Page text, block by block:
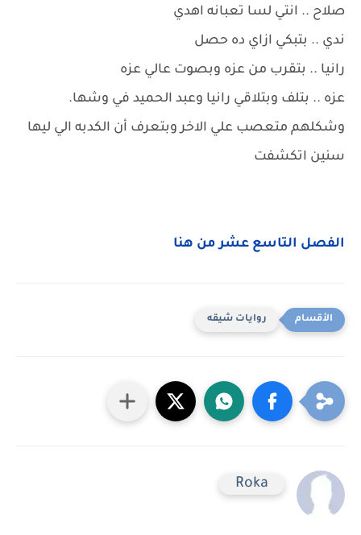
صلاح .. انتي لسا تعبانه اهدي
ندي .. بتبكي ازاي ده حصل
رانيا .. بتقرب من عزه وبصوت عالي عزه
عزه .. بتلف وبتلاقي رانيا وعبد الحميد في وشها.
وشكلهم متعصب علي الاخر وبتعرف أن الكدبه الي ليها
سنين اتكشفت
الفصل التاسع عشر من هنا
روايات شيقه
Roka